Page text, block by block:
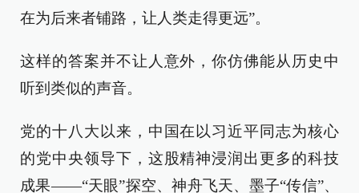
在为后来者铺路，让人类走得更远”。
这样的答案并不让人意外，你仿佛能从历史中
听到类似的声音。
党的十八大以来，中国在以习近平同志为核心
的党中央领导下，这股精神浸润出更多的科技
成果——“天眼”探空、神舟飞天、墨子“传信”、